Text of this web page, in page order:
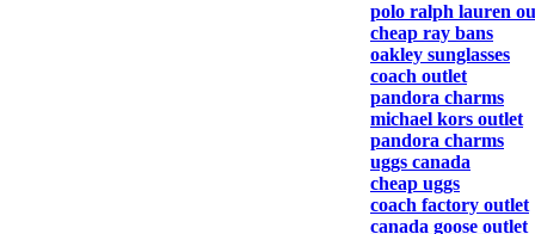
polo ralph lauren
cheap ray bans
oakley sunglasses
coach outlet
pandora charms
michael kors outlet
pandora charms
uggs canada
cheap uggs
coach factory outlet
canada goose outlet